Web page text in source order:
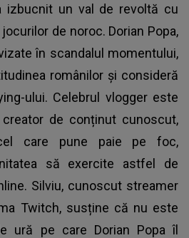
izbucnit un val de revoltă cu
de noroc. Dorian Popa,
în scandalul momentului,
românilor și consideră
ului. Celebrul vlogger este
de conținut cunoscut,
care pune paie pe foc,
să exercite astfel de
Silviu, cunoscut streamer
Twitch, susține că nu este
ură pe care Dorian Popa îl